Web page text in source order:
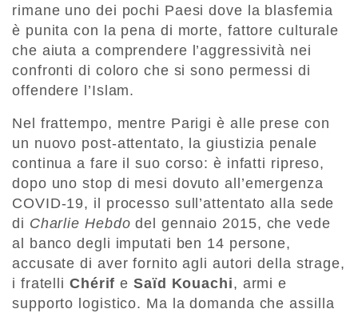
rimane uno dei pochi Paesi dove la blasfemia
è punita con la pena di morte, fattore culturale
che aiuta a comprendere l’aggressività nei
confronti di coloro che si sono permessi di
offendere l’Islam.
Nel frattempo, mentre Parigi è alle prese con
un nuovo post-attentato, la giustizia penale
continua a fare il suo corso: è infatti ripreso,
dopo uno stop di mesi dovuto all’emergenza
COVID-19, il processo sull’attentato alla sede
di Charlie Hebdo del gennaio 2015, che vede
al banco degli imputati ben 14 persone,
accusate di aver fornito agli autori della strage,
i fratelli Chérif eSaïd Kouachi, armi e
supporto logistico. Ma la domanda che assilla